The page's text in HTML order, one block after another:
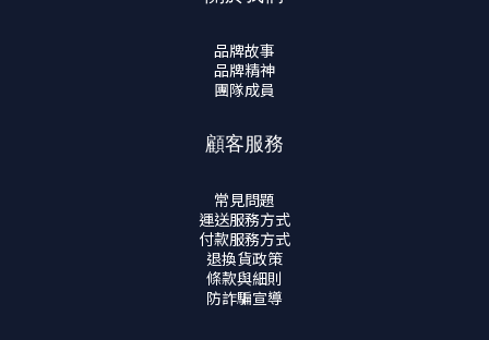
品牌故事
品牌精神
團隊成員
顧客服務
常見問題
運送服務方式
付款服務方式
退換貨政策
條款與細則
防詐騙宣導